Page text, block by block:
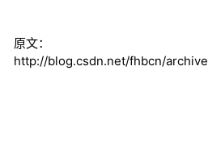
原文：
http://blog.csdn.net/fhbcn/